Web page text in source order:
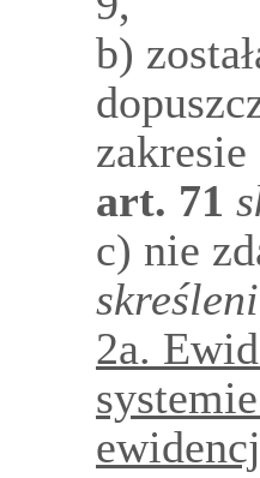
b)
art. 71
c) nie
2a.